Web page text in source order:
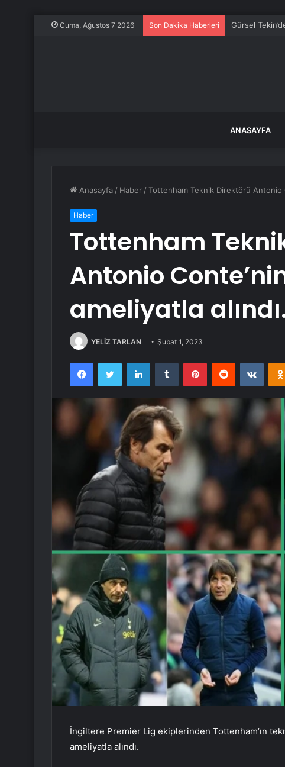
Cuma, Ağustos 7 2026 Son Dakika Haberleri Gürsel
ANASAYFA
Anasayfa / Haber /Tottenham Teknik Direktörü Antonio
Haber
Tottenham
Antonio
ameliyatla
YELİZ TARLAN Şubat 1, 2023
FacebookTwitter LinkedInTumblr PinterestReddit
İngiltere Premier Lig ekiplerinden Tottenham’ın
ameliyatla alındı.